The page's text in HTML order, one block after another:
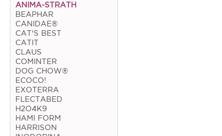
Gato
Júnior
Adulto
Sénior
Pequenos Mamíferos
Coelho
ANIMA-STRATH
BEAPHAR
CANIDAE®
CAT'S BEST
CATIT
CLAUS
COMINTER
DOG CHOW®
ECOCO!
EXOTERRA
FLECTABED
H2O4K9
HAMI FORM
HARRISON